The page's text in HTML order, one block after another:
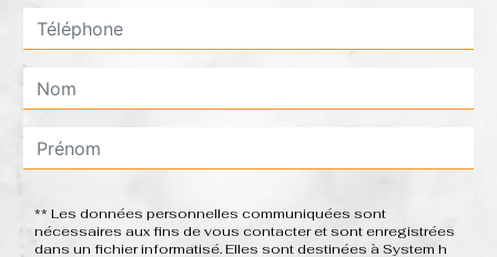
** Les données personnelles communiquées sont
nécessaires aux fins de vous contacter et sont enregistrées
dans un fichier informatisé. Elles sont destinées à System h